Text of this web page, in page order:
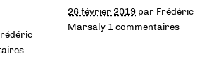
26 février 2019 par Frédéric
Marsaly 1 commentaires